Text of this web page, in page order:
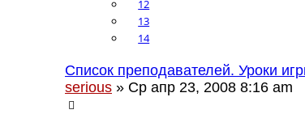
12
13
14
Список преподавателей. Уроки
serious » Ср апр 23, 2008 8:16 am